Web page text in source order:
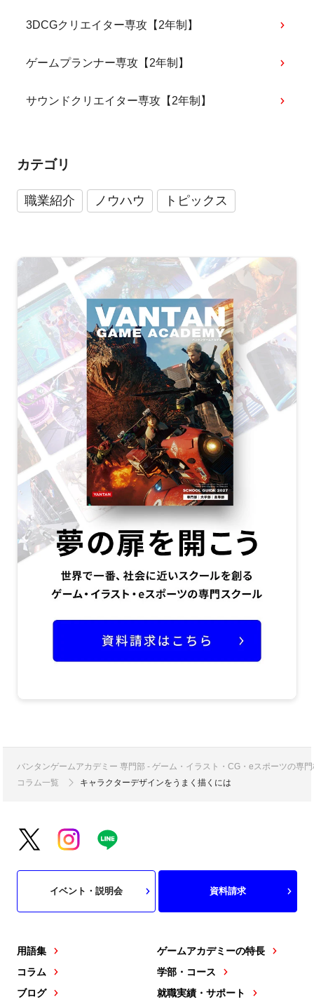
3DCGクリエイター専攻【2年制】
ゲームプランナー専攻【2年制】
サウンドクリエイター専攻【2年制】
カテゴリ
職業紹介 ノウハウ トピックス
バンタンゲームアカデミー 専門部 - ゲーム・イラスト・CG・eスポーツの専
コラム一覧
キャラクターデザインをうまく描くには
用語集
コラム
ブログ
ゲームアカデミーの特長
学部・コース
就職実績・サポート
イベント・説明会 資料請求